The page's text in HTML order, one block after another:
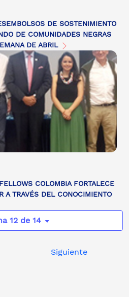
DE SOSTENIMIENTO
DE COMUNIDADES NEGRAS
DE ABRIL
COLOMBIA FORTALECE
A TRAVÉS DEL CONOCIMIENTO
12 de 14
Siguiente